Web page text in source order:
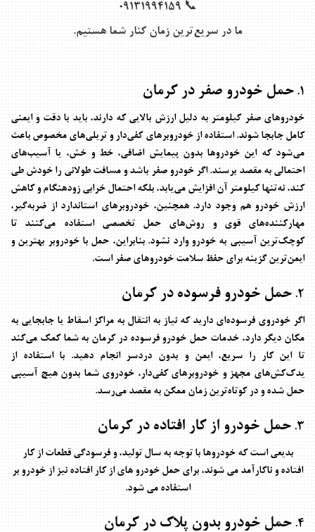
📞 09131994159
ما در سریع‌ترین زمان کنار شما هستیم.
1. حمل خودرو صفر در کرمان
خودروهای صفر کیلومتر به دلیل ارزش بالایی که دارند، باید با دقت و ایمنی
کامل جابجا شوند. استفاده از خودروبرهای کفی‌دار و تریلی‌های مخصوص باعث
می‌شود که این خودروها بدون پیمایش اضافی، خط و خش، یا آسیب‌های
احتمالی به مقصد برسند. اگر خودرو صفر باشد و مسافت طولانی را خودش طی
کند، نه‌تنها کیلومتر آن افزایش می‌یابد، بلکه احتمال خرابی زودهنگام و کاهش
ارزش خودرو هم وجود دارد. همچنین، خودروبرهای استاندارد از ضربه‌گیر،
مهارکننده‌های قوی و روش‌های حمل تخصصی استفاده می‌کنند تا
کوچک‌ترین آسیبی به خودرو وارد نشود. بنابراین، حمل با خودروبر بهترین و
ایمن‌ترین گزینه برای حفظ سلامت خودروهای صفر است.
2. حمل خودرو فرسوده در کرمان
اگر خودروی فرسوده‌ای دارید که نیاز به انتقال به مراکز اسقاط یا جابجایی به
مکان دیگر دارد، خدمات حمل خودرو فرسوده در کرمان به شما کمک می‌کند
تا این کار را سریع، ایمن و بدون دردسر انجام دهید. با استفاده از
یدک‌کش‌های مجهز و خودروبرهای کفی‌دار، خودروی شما بدون هیچ آسیبی
حمل شده و در کوتاه‌ترین زمان ممکن به مقصد می‌رسد.
3. حمل خودرو از کار افتاده در کرمان
بدیعی است که خودروها با توجه به سال تولید، و فرسودگی قطعات از کار
افتاده و ناکارآمد می شوند، برای حمل خودرو های از کار افتاده نیز از خودرو بر
استفاده می شود.
4. حمل خودرو بدون پلاک در کرمان